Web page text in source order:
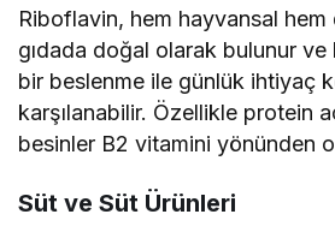
Riboflavin, hem hayvansal
gıdada doğal olarak bulunur
bir beslenme ile günlük ihtiyaç
karşılanabilir. Özellikle protein
besinler B2 vitamini yönünden
Süt ve Süt Ürünleri